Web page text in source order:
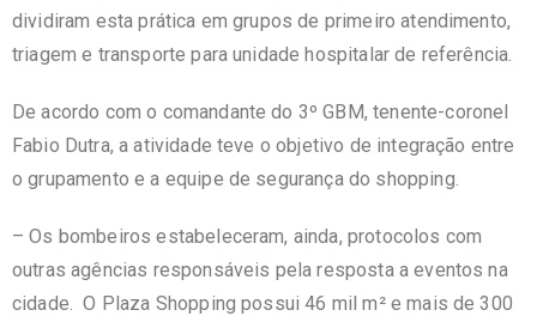
dividiram esta prática em grupos de primeiro atendimento,
triagem e transporte para unidade hospitalar de referência.
De acordo com o comandante do 3º GBM, tenente-coronel
Fabio Dutra, a atividade teve o objetivo de integração entre
o grupamento e a equipe de segurança do shopping.
– Os bombeiros estabeleceram, ainda, protocolos com
outras agências responsáveis pela resposta a eventos na
cidade. O Plaza Shopping possui 46 mil m² e mais de 300